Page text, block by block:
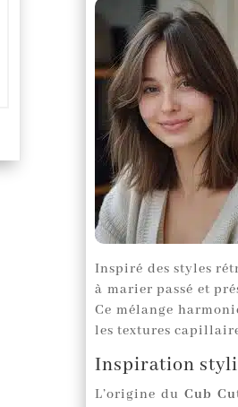
Inspiré des styles
à marier passé et
Ce mélange
les textures
Inspiration
L’origine du Cub